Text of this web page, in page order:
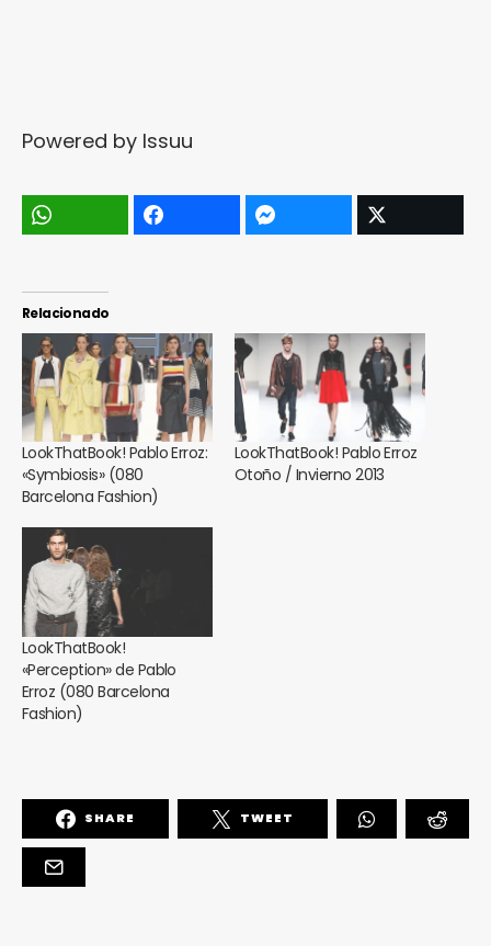
Powered by Issuu
Relacionado
LookThatBook! Pablo Erroz:
«Symbiosis» (080
Barcelona Fashion)
LookThatBook! Pablo Erroz
Otoño / Invierno 2013
LookThatBook!
«Perception» de Pablo
Erroz (080 Barcelona
Fashion)
SHARE TWEET